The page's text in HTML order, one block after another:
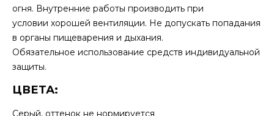
огня. Внутренние работы производить при
условии хорошей вентиляции. Не допускать попадания
в органы пищеварения и дыхания.
Обязательное использование средств индивидуальной
защиты.
ЦВЕТА:
Серый, оттенок не нормируется